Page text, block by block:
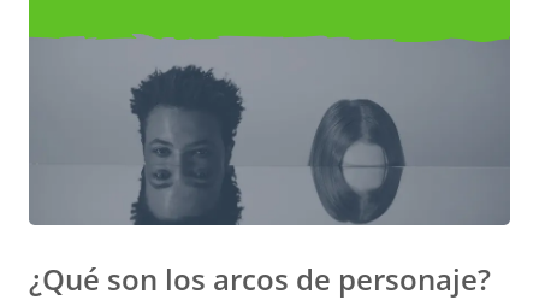
Ejemplos de Arcos de
Personaje
¿Qué son los arcos de personaje?